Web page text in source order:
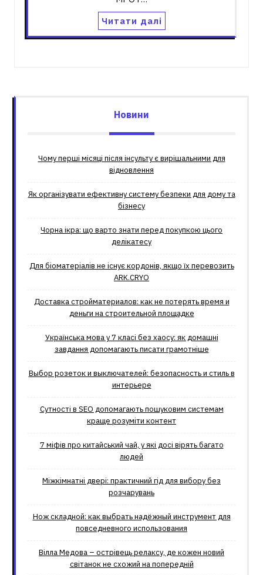
Читати далі
Новини
Чому перші місяці після інсульту є вирішальними для
відновлення
Як організувати ефективну систему безпеки для дому та
бізнесу
Чорна ікра: що варто знати перед покупкою цього
делікатесу
Для біоматеріалів не існує кордонів, якщо їх перевозить
ARK.CRYO
Доставка стройматериалов: как не потерять время и
деньги на строительной площадке
Українська мова у 7 класі без хаосу: як домашні
завдання допомагають писати грамотніше
Выбор розеток и выключателей: безопасность и стиль в
интерьере
Сутності в SEO допомагають пошуковим системам
краще розуміти контент
7 міфів про китайський чай, у які досі вірять багато
людей
Міжкімнатні двері: практичний гід для вибору без
розчарувань
Нож складной: как выбрать надёжный инструмент для
повседневного использования
Вілла Медова – острівець релаксу, де кожен новий
світанок не схожий на попередній